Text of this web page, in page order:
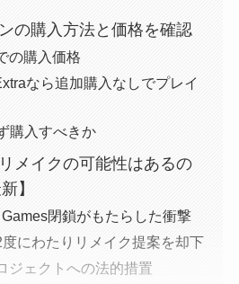
の購入方法と価格を確認
の購入価格
なら追加購入なしでプレイ
購入すべきか
メイクの可能性はあるの
】
閉鎖がもたらした衝撃
度にわたりリメイク提案を却下
ジェクトへの法的措置